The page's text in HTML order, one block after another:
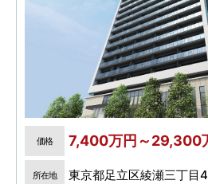
価格 7,400万円～29,300
所在地 東京都足立区綾瀬三丁目4